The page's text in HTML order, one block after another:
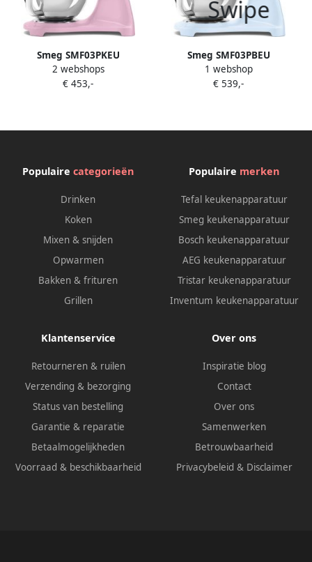
Smeg SMF03PKEU
Keukenmachine Stand Mixer
4 8 Liter 800 Watt 10
Accessoires '50s Style Roze
2 webshops
€ 453,-
Smeg SMF03PBEU
Keukenmachine Stand Mixer
4 8 Liter 800 Watt 10
Accessoires '50s Style
1 webshop
€ 539,-
Populaire categorieën
Drinken
Koken
Mixen & snijden
Opwarmen
Bakken & frituren
Grillen
Populaire merken
Tefal keukenapparatuur
Smeg keukenapparatuur
Bosch keukenapparatuur
AEG keukenapparatuur
Tristar keukenapparatuur
Inventum keukenapparatuur
Klantenservice
Retourneren & ruilen
Verzending & bezorging
Status van bestelling
Garantie & reparatie
Betaalmogelijkheden
Voorraad & beschikbaarheid
Over ons
Inspiratie blog
Contact
Over ons
Samenwerken
Betrouwbaarheid
Privacybeleid & Disclaimer